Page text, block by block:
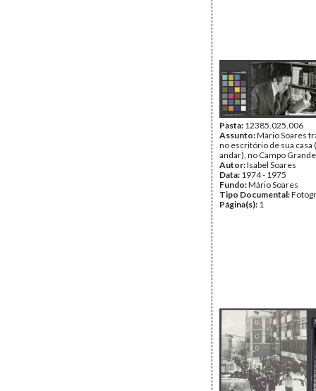
Pasta: 12385.025.006
Assunto:Mário Soares
no escritório de sua
andar), no Campo
Autor:Isabel Soares
Data: 1974 - 1975
Fundo:Mário Soares
Tipo Documental:
Página(s): 1